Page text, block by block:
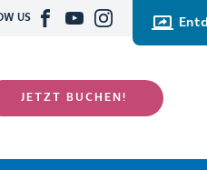
US
JETZT BUCHEN!